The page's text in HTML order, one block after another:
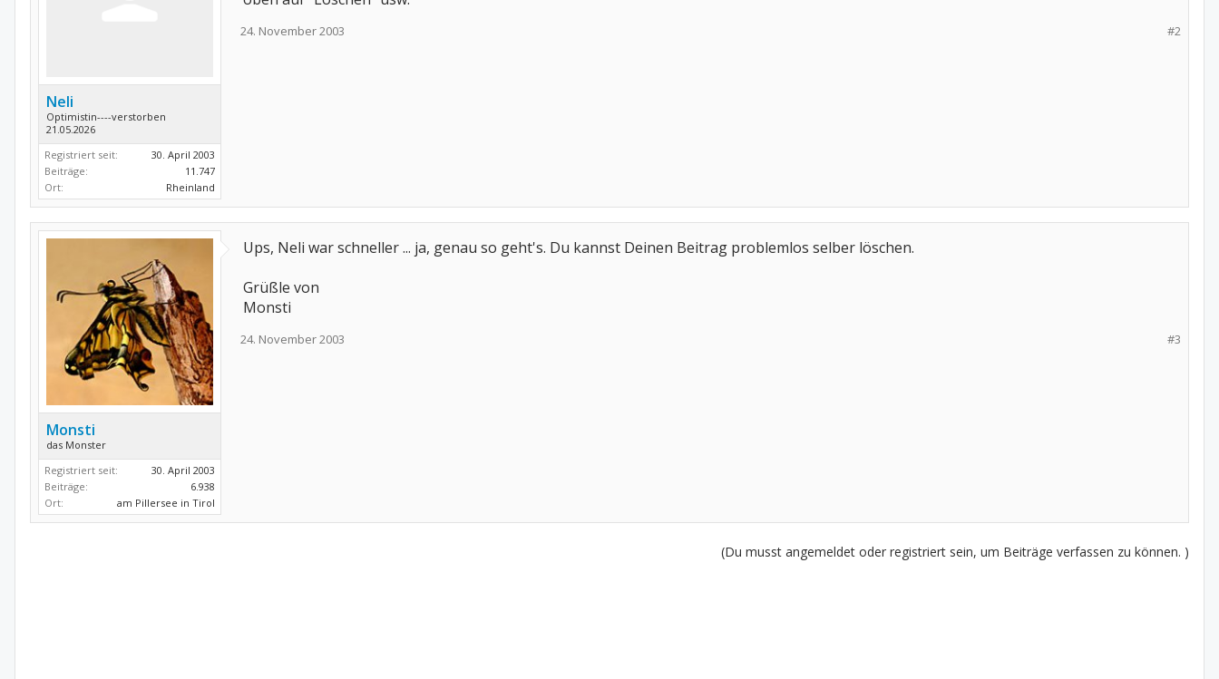
Neli
Optimistin----verstorben
21.05.2026
Registriert seit:
30. April 2003
Beiträge:
11.747
Ort:
Rheinland
#2
24. November 2003
Monsti
das Monster
Registriert seit:
30. April 2003
Beiträge:
6.938
Ort:
am Pillersee in Tirol
Ups, Neli war schneller ... ja, genau so geht's. Du kannst Deinen Beitrag problemlos selber löschen.
Grüßle von
Monsti
#3
24. November 2003
(Du musst angemeldet oder registriert sein, um Beiträge verfassen zu können. )